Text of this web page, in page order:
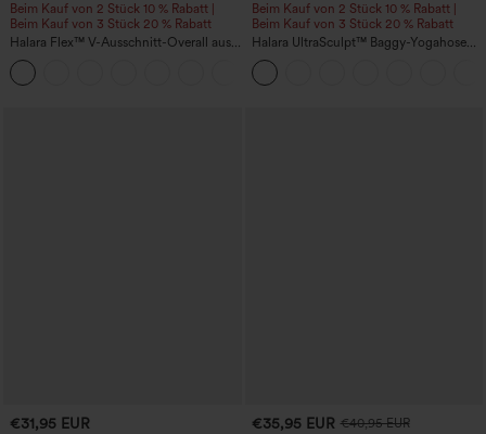
Beim Kauf von 2 Stück 10 % Rabatt |
Beim Kauf von 3 Stück 20 % Rabatt
Halara Flex™ V-Ausschnitt-Overall aus
gewaschenem Denim mit Taschen –
lässig
Beim Kauf von 2 Stück 10 % Rabatt |
Beim Kauf von 3 Stück 20 % Rabatt
Halara UltraSculpt™ Baggy-Yogahose
mit hohem Bund, Bauchkontrolle,
Color-Block-Streifen und Taschen
€31,95 EUR €35,95 EUR €40,95 EUR